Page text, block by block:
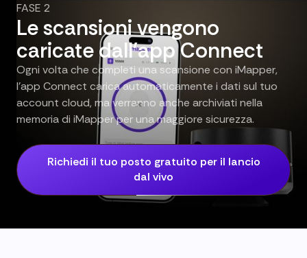
FASE 2
Le scansioni vengono
caricate dall'app Connect
Ogni volta che completi una scansione con iMapper,
l'app Connect carica automaticamente i dati sul tuo
account cloud, ma verranno anche archiviati nella
memoria di iMapper per una maggiore sicurezza.
Richiedi il tuo posto gratuito per il lancio
dal vivo